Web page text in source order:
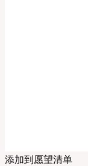
添加到愿望清单